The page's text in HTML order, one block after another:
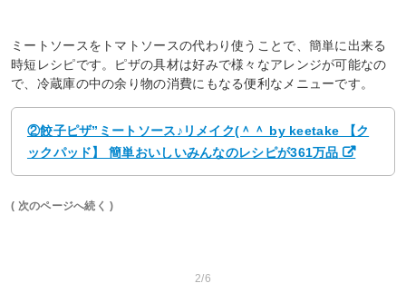
ミートソースをトマトソースの代わり使うことで、簡単に出来る
時短レシピです。ピザの具材は好みで様々なアレンジが可能なの
で、冷蔵庫の中の余り物の消費にもなる便利なメニューです。
②餃子ピザ”ミートソース♪リメイク(＾＾ by keetake 【ク
ックパッド】 簡単おいしいみんなのレシピが361万品
( 次のページへ続く )
2/6